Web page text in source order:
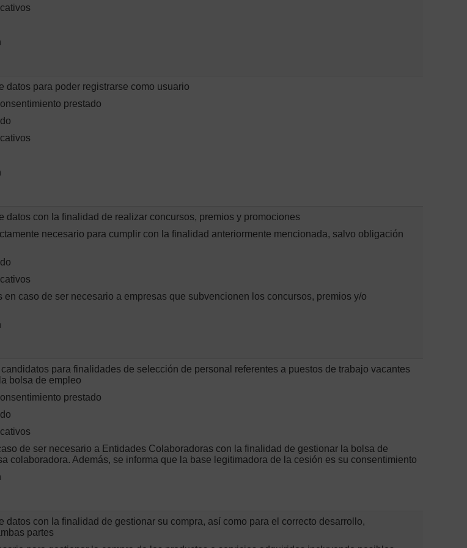
datos para poder registrarse como usuario
prestado
datos con la finalidad de realizar concursos, premios y promociones
necesario para cumplir con la finalidad anteriormente mencionada, salvo obligación
caso de ser necesario a empresas que subvencionen los concursos, premios y/o
para finalidades de selección de personal referentes a puestos de trabajo vacantes
bolsa de empleo
prestado
de ser necesario a Entidades Colaboradoras con la finalidad de gestionar la bolsa de
colaboradora. Además, se informa que la base legitimadora de la cesión es su consentimiento
datos con la finalidad de gestionar su compra, así como para el correcto desarrollo,
partes